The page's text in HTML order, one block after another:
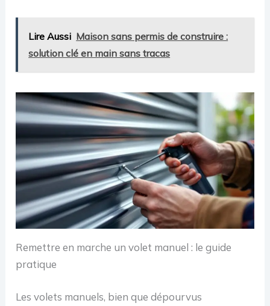
Lire Aussi Maison sans permis de construire :
solution clé en main sans tracas
Remettre en marche un volet manuel : le guide
pratique
Les volets manuels, bien que dépourvus